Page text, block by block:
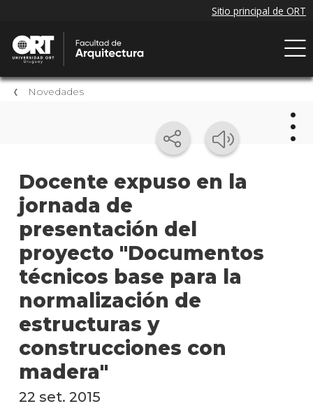
Novedades
Docente expuso en la
jornada de
presentación del
proyecto "Documentos
técnicos base para la
normalización de
estructuras y
construcciones con
madera"
22 set. 2015